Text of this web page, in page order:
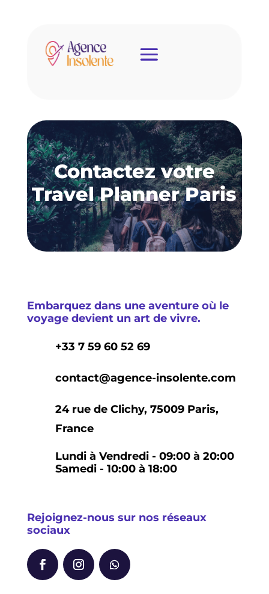
Contactez votre
Travel Planner Paris
Embarquez dans une aventure où le
voyage devient un art de vivre.
+33 7 59 60 52 69
contact@agence-insolente.com
24 rue de Clichy, 75009 Paris,
France
Lundi à Vendredi - 09:00 à 20:00
Samedi - 10:00 à 18:00
Rejoignez-nous sur nos réseaux
sociaux